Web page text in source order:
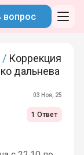
вопрос
/ Коррекция
дальнева
03 Ноя, 25
1 Ответ